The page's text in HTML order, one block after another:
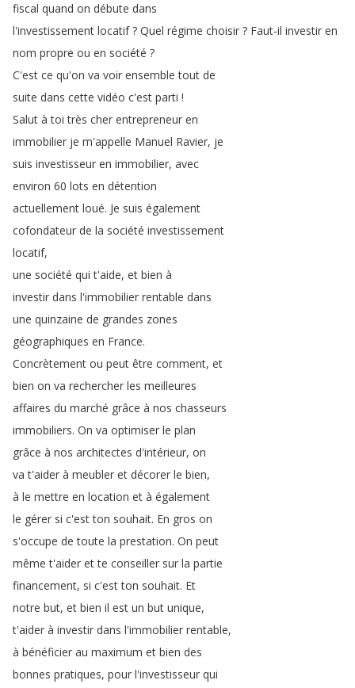
fiscal quand on débute dans
l'investissement locatif? Quel régime choisir ? Faut-il investir en
nom propre ou en société ?
C'est ce qu'on va voir ensemble tout de
suite dans cette vidéo c'est parti !
Salut à toi très cher entrepreneur en
immobilier je m'appelle Manuel Ravier, je
suis investisseur en immobilier, avec
environ 60 lots en détention
actuellement loué. Je suis également
cofondateur de la société investissement
locatif,
une société qui t'aide, et bien à
investir dans l'immobilier rentable dans
une quinzaine de grandes zones
géographiques en France.
Concrètement ou peut être comment, et
bien on va rechercher les meilleures
affaires du marché grâce à nos chasseurs
immobiliers. On va optimiser le plan
grâce à nos architectes d'intérieur, on
va t'aider à meubler et décorer le bien,
à le mettre en location et à également
le gérer si c'est ton souhait. En gros on
s'occupe de toute la prestation. On peut
même t'aider et te conseiller sur la partie
financement, si c'est ton souhait. Et
notre but, et bien il est un but unique,
t'aider à investir dans l'immobilier rentable,
à bénéficier au maximum et bien des
bonnes pratiques, pour l'investisseur qui